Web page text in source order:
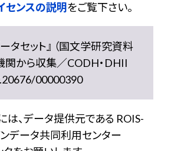
センスの説明をご覧下さい。
タセット』 （国文学研究資料
関から収集／CODH・DHII
00000390
は、データ提供元である ROIS-
データ共同利用センター